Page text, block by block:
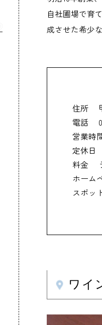
自社圃場で育
成させた希少
住所
電話
営業時
定休日
料金
ホーム
スポッ
ワイ